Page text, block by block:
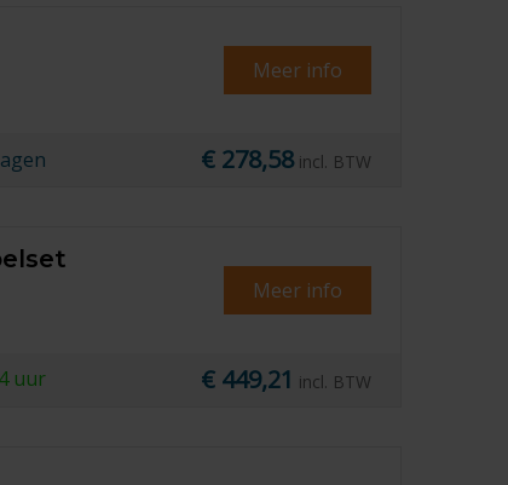
Meer info
€ 278,58 incl. BTW
Meer info
uur € 449,21 incl. BTW